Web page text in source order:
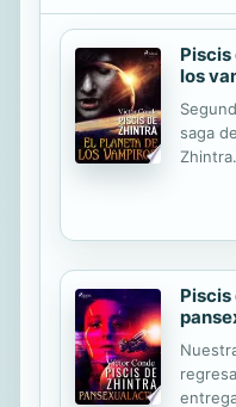
Piscis
los
saga
que
sagas
Cruz